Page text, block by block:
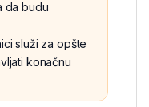
da budu
služi za opšte
konačnu